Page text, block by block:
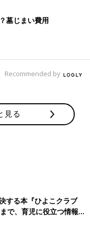
墓じまい費用
Recommended by
見る
する本『ひよこクラブ
で、育児に役立つ情報が